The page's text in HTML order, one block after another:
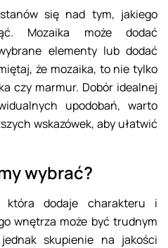
się nad tym, jakiego
Mozaika może dodać
elementy lub dodać
że mozaika, to nie tylko
czy marmur. Dobór idealnej
upodobań, warto
wskazówek, aby ułatwić
wybrać?
która dodaje charakteru i
wnętrza może być trudnym
skupienie na jakości